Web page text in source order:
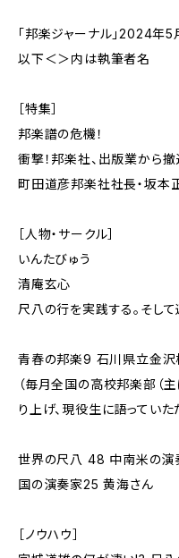
「邦楽ジャーナル」2024年
以下＜＞内は執筆者名
［特集］
邦楽譜の危機！
衝撃！邦楽社、出版業から撤
町田道彦邦楽社社長・坂
［人物・サークル］
いんたびゅう
清庵玄心
尺八の行を実践する。そして
青春の邦楽9 石川県立金
（毎月全国の高校邦楽部（
り上げ、現役生に語っていただ
世界の尺八 48 中南米の演
国の演奏家25 黄海さん
［ノウハウ］